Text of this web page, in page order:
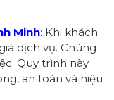
Minh: Khi khách
dịch vụ. Chúng
Quy trình này
an toàn và hiệu